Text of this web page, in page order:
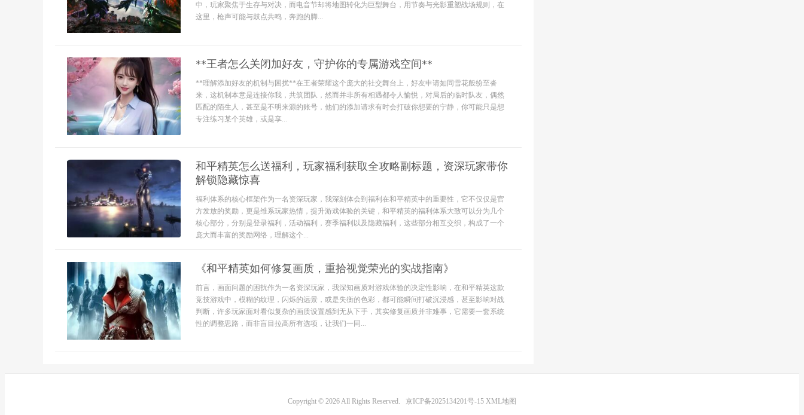
中，玩家聚焦于生存与对决，而电音节却将地图转化为巨型舞台，用节奏与光影重塑战场规则，在
这里，枪声可能与鼓点共鸣，奔跑的脚...
**王者怎么关闭加好友，守护你的专属游戏空间**
**理解添加好友的机制与困扰**在王者荣耀这个庞大的社交舞台上，好友申请如同雪花般纷至沓
来，这机制本意是连接你我，共筑团队，然而并非所有相遇都令人愉悦，对局后的临时队友，偶然
匹配的陌生人，甚至是不明来源的账号，他们的添加请求有时会打破你想要的宁静，你可能只是想
专注练习某个英雄，或是享...
和平精英怎么送福利，玩家福利获取全攻略副标题，资深玩家带你
解锁隐藏惊喜
福利体系的核心框架作为一名资深玩家，我深刻体会到福利在和平精英中的重要性，它不仅仅是官
方发放的奖励，更是维系玩家热情，提升游戏体验的关键，和平精英的福利体系大致可以分为几个
核心部分，分别是登录福利，活动福利，赛季福利以及隐藏福利，这些部分相互交织，构成了一个
庞大而丰富的奖励网络，理解这个...
《和平精英如何修复画质，重拾视觉荣光的实战指南》
前言，画面问题的困扰作为一名资深玩家，我深知画质对游戏体验的决定性影响，在和平精英这款
竞技游戏中，模糊的纹理，闪烁的远景，或是失衡的色彩，都可能瞬间打破沉浸感，甚至影响对战
判断，许多玩家面对看似复杂的画质设置感到无从下手，其实修复画质并非难事，它需要一套系统
性的调整思路，而非盲目拉高所有选项，让我们一同...
Copyright © 2026 All Rights Reserved. 京ICP备2025134201号-15 XML地图